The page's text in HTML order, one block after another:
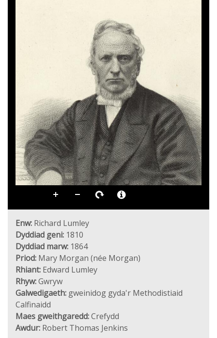
Enw: Richard Lumley
Dyddiad geni: 1810
Dyddiad marw: 1864
Priod: Mary Morgan (née Morgan)
Rhiant: Edward Lumley
Rhyw:Gwryw
Galwedigaeth: gweinidog gyda'r Methodistiaid
Calfinaidd
Maes gweithgaredd:Crefydd
Awdur: Robert Thomas Jenkins